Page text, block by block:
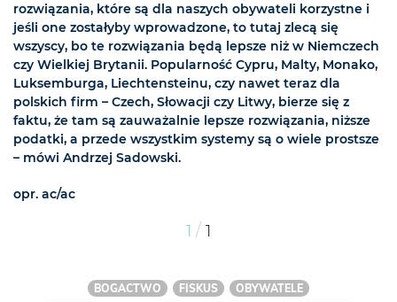
rozwiązania, które są dla naszych obywateli korzystne i
jeśli one zostałyby wprowadzone, to tutaj zlecą się
wszyscy, bo te rozwiązania będą lepsze niż w Niemczech
czy Wielkiej Brytanii. Popularność Cypru, Malty, Monako,
Luksemburga, Liechtensteinu, czy nawet teraz dla
polskich firm – Czech, Słowacji czy Litwy, bierze się z
faktu, że tam są zauważalnie lepsze rozwiązania, niższe
podatki, a przede wszystkim systemy są o wiele prostsze
– mówi Andrzej Sadowski.
opr. ac/ac
1 / 1
BOGACTWO FISKUS
OBYWATELE